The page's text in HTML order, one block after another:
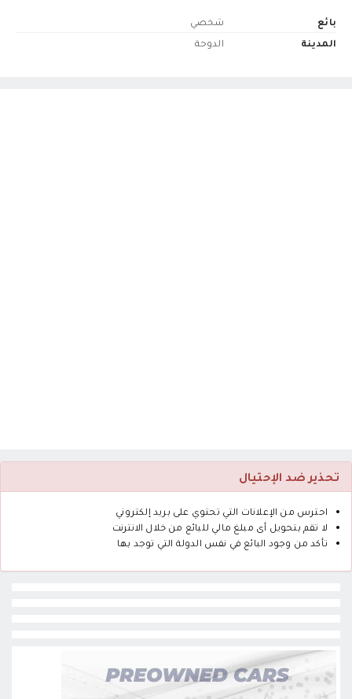
بائع
شخصي
المدينة
الدوحة
تحذير ضد الإحتيال
احترس من الإعلانات التي تحتوي على بريد إلكتروني
لا تقم بتحويل أى مبلغ مالي للبائع من خلال الانترنت
تأكد من وجود البائع في نفس الدولة التي توجد بها